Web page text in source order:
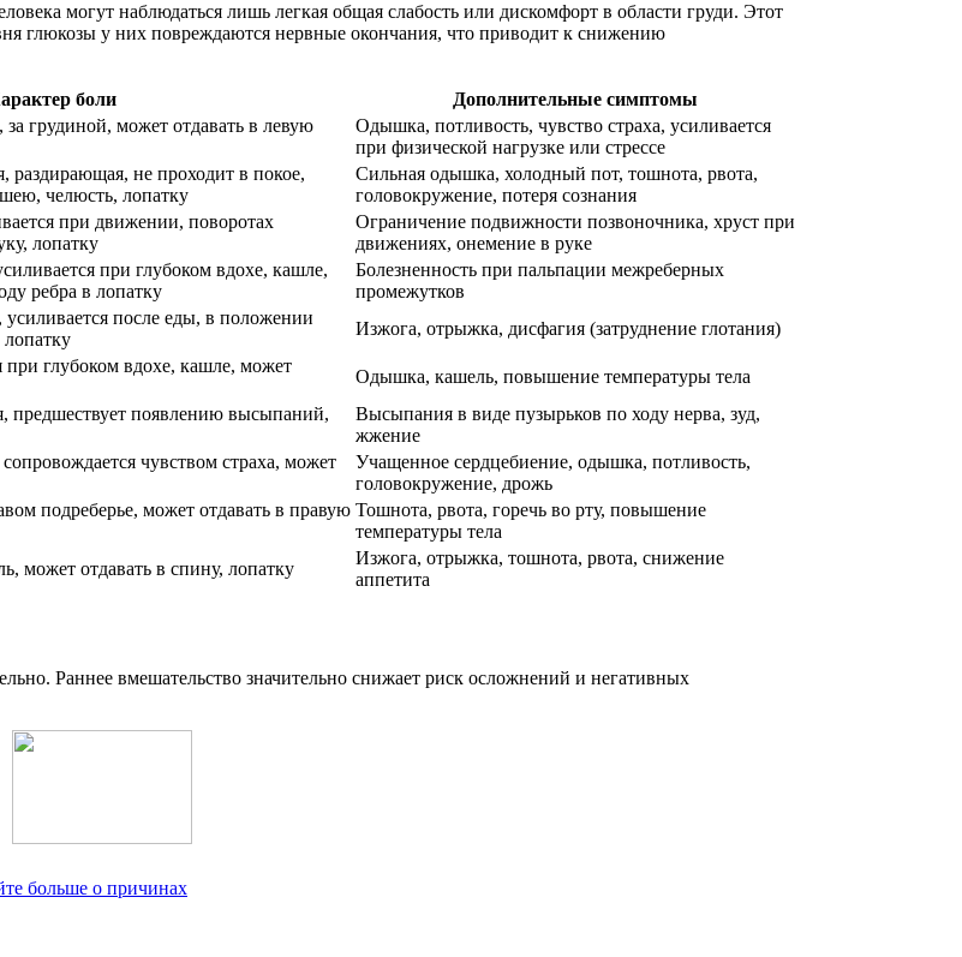
могут наблюдаться лишь легкая общая слабость или дискомфорт в области груди. Этот
глюкозы у них повреждаются нервные окончания, что приводит к снижению
боли
Дополнительные симптомы
грудиной, может отдавать в левую
Одышка, потливость, чувство страха, усиливается
при физической нагрузке или стрессе
раздирающая, не проходит в покое,
челюсть, лопатку
Сильная одышка, холодный пот, тошнота, рвота,
головокружение, потеря сознания
при движении, поворотах
лопатку
Ограничение подвижности позвоночника, хруст при
движениях, онемение в руке
при глубоком вдохе, кашле,
ребра в лопатку
Болезненность при пальпации межреберных
промежутков
после еды, в положении
Изжога, отрыжка, дисфагия (затруднение глотания)
при глубоком вдохе, кашле, может
Одышка, кашель, повышение температуры тела
предшествует появлению высыпаний,
Высыпания в виде пузырьков по ходу нерва, зуд,
жжение
чувством страха, может
Учащенное сердцебиение, одышка, потливость,
головокружение, дрожь
подреберье, может отдавать в правую Тошнота, рвота, горечь во рту, повышение
температуры тела
может отдавать в спину, лопатку
Изжога, отрыжка, тошнота, рвота, снижение
аппетита
Раннее вмешательство значительно снижает риск осложнений и негативных
больше о причинах